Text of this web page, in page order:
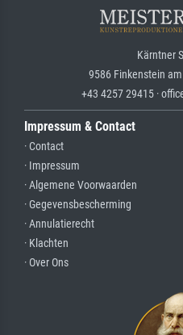
Kärntner
9586 Finkenstein am
+43 4257 29415 ·
Impressum & Contact
· Contact
· Impressum
· Algemene Voorwaarden
· Gegevensbescherming
· Annulatierecht
· Klachten
· Over Ons